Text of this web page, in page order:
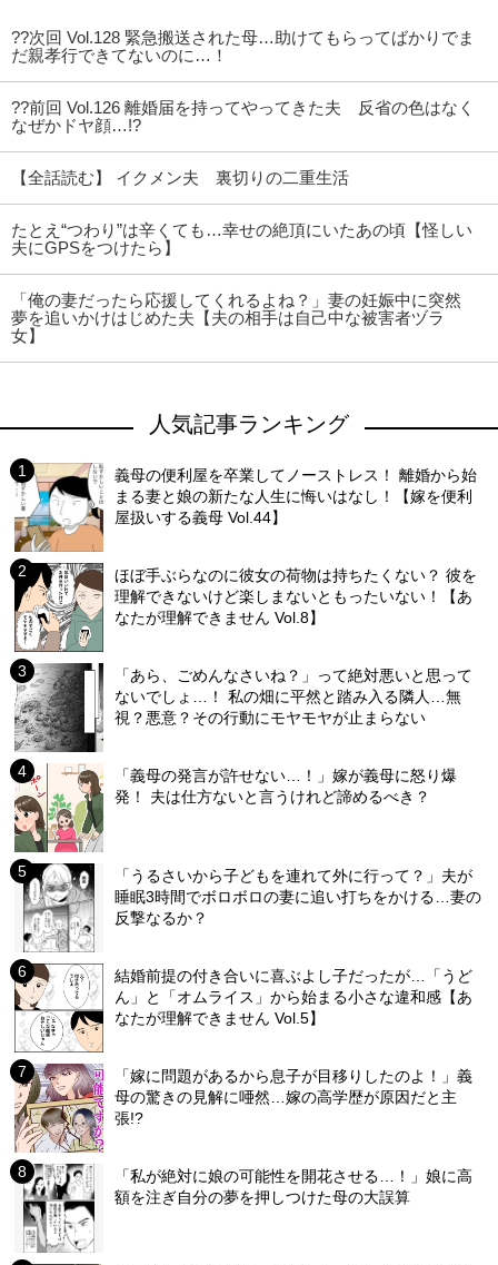
??次回 Vol.128 緊急搬送された母…助けてもらってばかりでま
だ親孝行できてないのに…！
??前回 Vol.126 離婚届を持ってやってきた夫 反省の色はなく
なぜかドヤ顔…!?
【全話読む】 イクメン夫 裏切りの二重生活
たとえ“つわり”は辛くても…幸せの絶頂にいたあの頃【怪しい
夫にGPSをつけたら】
「俺の妻だったら応援してくれるよね？」妻の妊娠中に突然
夢を追いかけはじめた夫【夫の相手は自己中な被害者ヅラ
女】
人気記事ランキング
義母の便利屋を卒業してノーストレス！ 離婚から始
まる妻と娘の新たな人生に悔いはなし！【嫁を便利
屋扱いする義母 Vol.44】
ほぼ手ぶらなのに彼女の荷物は持ちたくない？ 彼を
理解できないけど楽しまないともったいない！【あ
なたが理解できません Vol.8】
「あら、ごめんなさいね？」って絶対悪いと思って
ないでしょ…！ 私の畑に平然と踏み入る隣人…無
視？悪意？その行動にモヤモヤが止まらない
「義母の発言が許せない…！」嫁が義母に怒り爆
発！ 夫は仕方ないと言うけれど諦めるべき？
「うるさいから子どもを連れて外に行って？」夫が
睡眠3時間でボロボロの妻に追い打ちをかける…妻の
反撃なるか？
結婚前提の付き合いに喜ぶよし子だったが…「うど
ん」と「オムライス」から始まる小さな違和感【あ
なたが理解できません Vol.5】
「嫁に問題があるから息子が目移りしたのよ！」義
母の驚きの見解に唖然…嫁の高学歴が原因だと主
張!?
「私が絶対に娘の可能性を開花させる…！」娘に高
額を注ぎ自分の夢を押しつけた母の大誤算